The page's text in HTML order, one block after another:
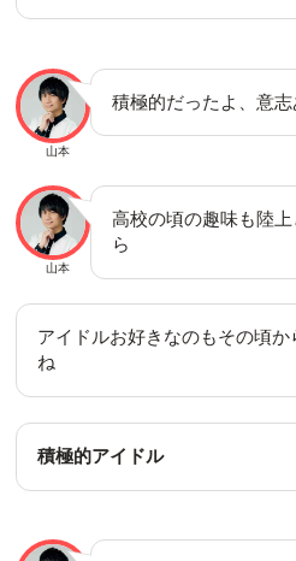
山本
積極的だったよ、意
山本
高校の頃の趣味も陸
ら
アイドルお好きなのもその頃か
ね
積極的アイドル